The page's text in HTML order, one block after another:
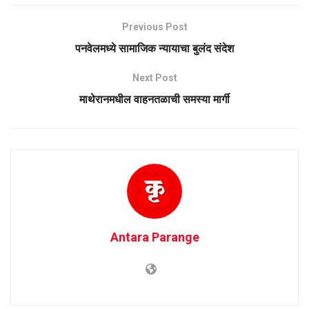
Previous Post
पनवेलमध्ये सामाजिक न्यायाचा बुलंद संदेश
Next Post
माथेरानमधील वाहनतळाची समस्या मार्गी
Antara Parange